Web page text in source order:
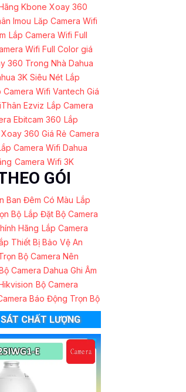
Kbone Xoay 360
Imou Lăp Camera Wifi
Lắp Camera Wifi Full
Wifi Full Color giá
360 Trong Nhà Dahua
3K Siêu Nét Lắp
Camera Wifi Vantech Giá
Ezviz Lắp Camera
Ebitcam 360 Lắp
360 Giá Rẻ Camera
Camera Wifi Dahua
Camera Wifi 3K
GÓI
Ban Đêm Có Màu Lắp
Bộ Lắp Đặt Bộ Camera
Hãng Lắp Camera
Thiết Bị Bảo Vệ An
Bộ Camera Nên
Camera Dahua Ghi Âm
Bộ Camera
Báo Động Trọn Bộ
CHẤT LƯỢNG